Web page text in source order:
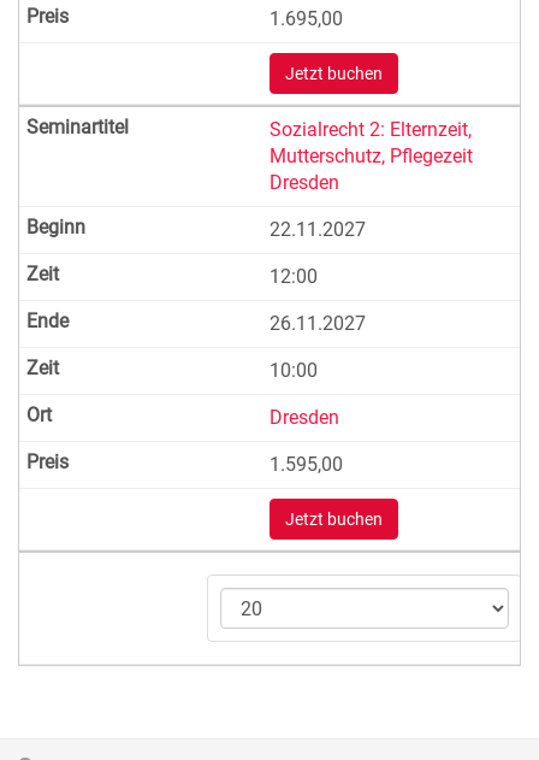
1.695,00
Jetzt buchen
Sozialrecht 2: Elternzeit,
Mutterschutz, Pflegezeit
Dresden
22.11.2027
12:00
26.11.2027
10:00
Dresden
1.595,00
Jetzt buchen